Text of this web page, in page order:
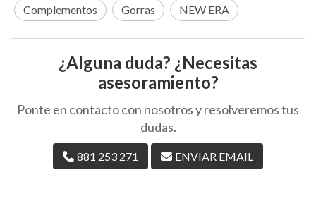
Complementos
Gorras NEW ERA
¿Alguna duda? ¿Necesitas
asesoramiento?
Ponte en contacto con nosotros y resolveremos tus
dudas.
881 253 271 ENVIAR EMAIL